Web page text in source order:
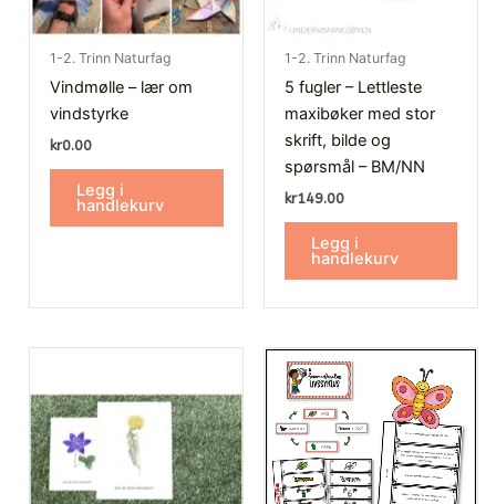
1-2. Trinn Naturfag
Vindmølle – lær om
vindstyrke
kr0.00
Legg i
handlekurv
1-2. Trinn Naturfag
5 fugler – Lettleste
maxibøker med stor
skrift, bilde og
spørsmål – BM/NN
kr149.00
Legg i
handlekurv